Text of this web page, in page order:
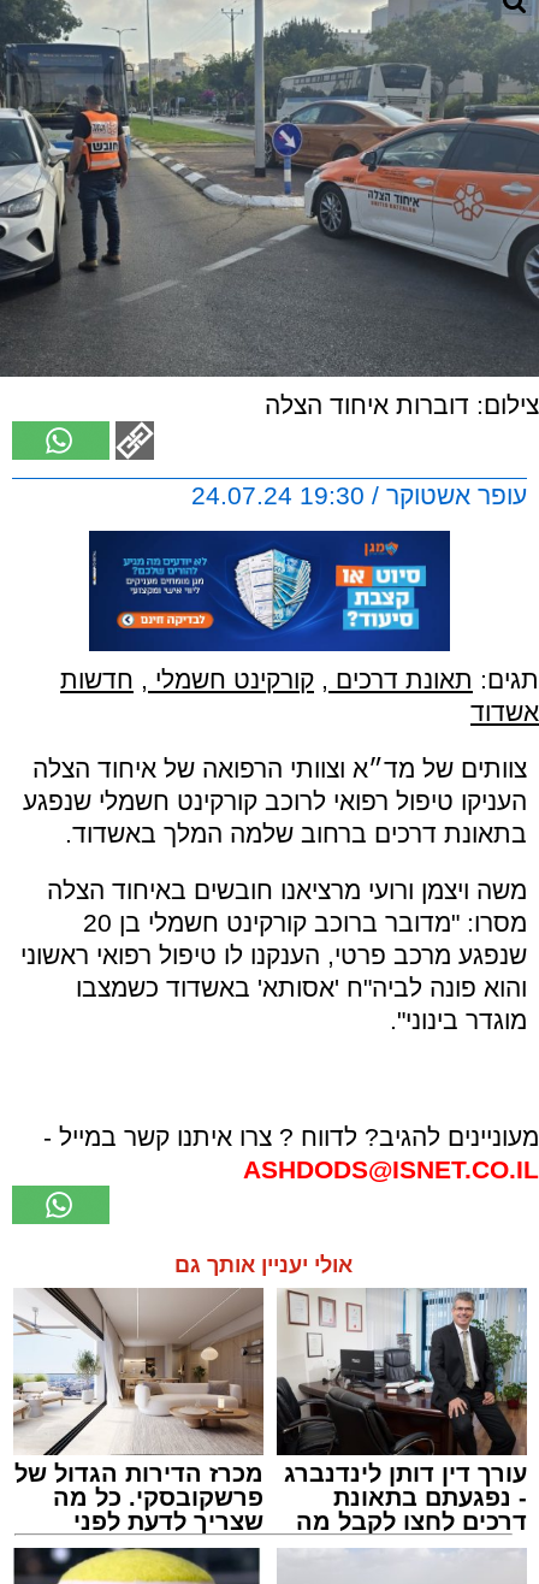
צילום: דוברות איחוד הצלה
עופר אשטוקר / 19:30 24.07.24
תגים: תאונת דרכים , קורקינט חשמלי , חדשות
אשדוד
צוותים של מד״א וצוותי הרפואה של איחוד הצלה
העניקו טיפול רפואי לרוכב קורקינט חשמלי שנפגע
בתאונת דרכים ברחוב שלמה המלך באשדוד.
משה ויצמן ורועי מרציאנו חובשים באיחוד הצלה
מסרו: "מדובר ברוכב קורקינט חשמלי בן 20
שנפגע מרכב פרטי, הענקנו לו טיפול רפואי ראשוני
והוא פונה לביה"ח 'אסותא' באשדוד כשמצבו
מוגדר בינוני".
מעוניינים להגיב? לדווח ? צרו איתנו קשר במייל -
ASHDODS@ISNET.CO.IL
אולי יעניין אותך גם
עורך דין דותן לינדנברג
- נפגעתם בתאונת
דרכים לחצו לקבל מה
שמגיע לכם
מכרז הדירות הגדול של
פרשקובסקי. כל מה
שצריך לדעת לפני
שמגישים הצעה לדירה
באשדוד